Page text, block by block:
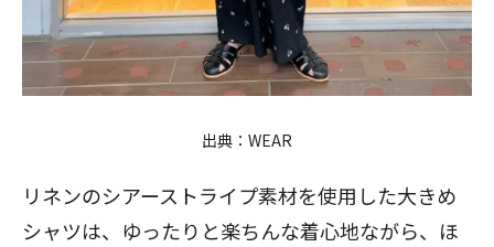
出典： WEAR
リネンのシアーストライプ素材を使用した大きめ
シャツは、ゆったりと楽ちんな着心地ながら、ほ